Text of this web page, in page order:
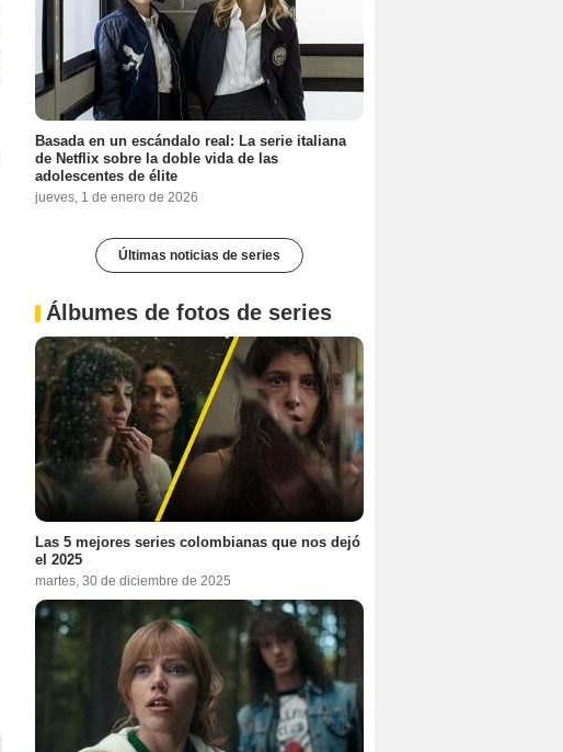
Basada en un escándalo real: La serie italiana
de Netflix sobre la doble vida de las
adolescentes de élite
jueves, 1 de enero de 2026
Últimas noticias de series
Álbumes de fotos de series
Las 5 mejores series colombianas que nos dejó
el 2025
martes, 30 de diciembre de 2025